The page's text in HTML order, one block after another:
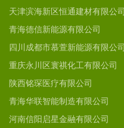
天津滨海新区恒通建材有限公司
青海德信新能源有限公司
四川成都市慕萱新能源有限公司
重庆永川区寰祺化工有限公司
陕西铭琛医疗有限公司
青海华联智能制造有限公司
河南信阳启星金融有限公司